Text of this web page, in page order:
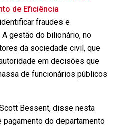
de Eficiência
fraudes e
gestão do bilionário, no
da sociedade civil, que
em decisões que
de funcionários públicos
Bessent, disse nesta
do departamento